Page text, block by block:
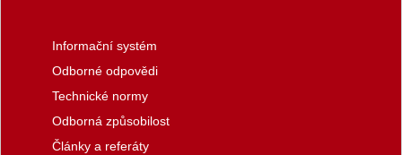
Informační systém
Odborné odpovědi
Technické normy
Odborná způsobilost
Články a referáty